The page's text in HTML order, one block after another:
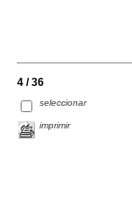
4 / 36
seleccionar
imprimir